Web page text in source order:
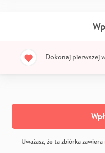
Dokonaj pierwszej
Uważasz, że ta zbiórka zawiera